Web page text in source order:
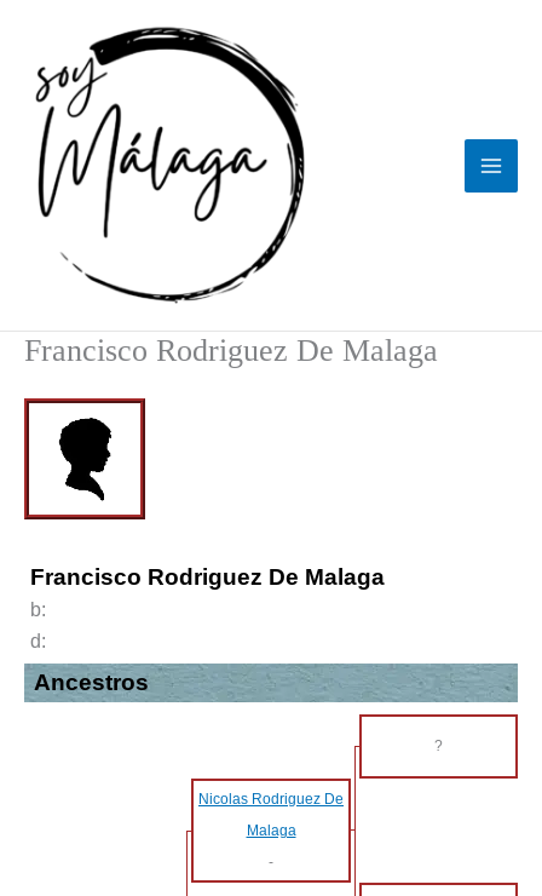
contenido
Francisco Rodriguez De Malaga
Francisco Rodriguez De Malaga
b:
d:
Ancestros
?
Nicolas Rodriguez De
Malaga
-